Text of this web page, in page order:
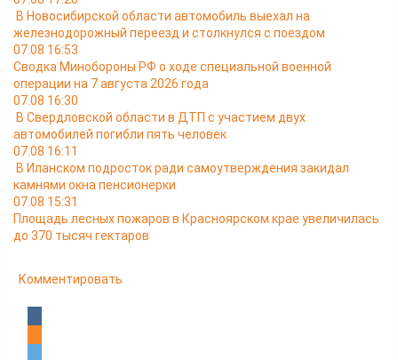
В Новосибирской области автомобиль выехал на
железнодорожный переезд и столкнулся с поездом
07.08 16:53
Сводка Минобороны РФ о ходе специальной военной
операции на 7 августа 2026 года
07.08 16:30
В Свердловской области в ДТП с участием двух
автомобилей погибли пять человек
07.08 16:11
В Иланском подросток ради самоутверждения закидал
камнями окна пенсионерки
07.08 15:31
Площадь лесных пожаров в Красноярском крае увеличилась
до 370 тысяч гектаров
Комментировать